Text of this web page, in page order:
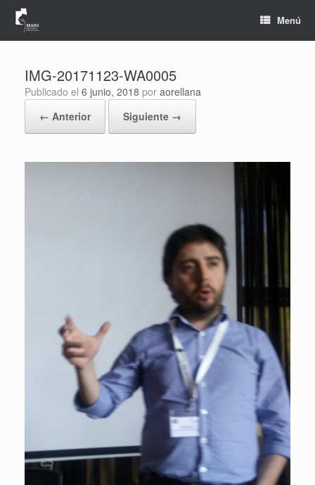
Saltar
contenido
Menú
IMG-20171123-WA0005
Publicado el 6 junio, 2018 por aorellana
← Anterior
Siguiente →